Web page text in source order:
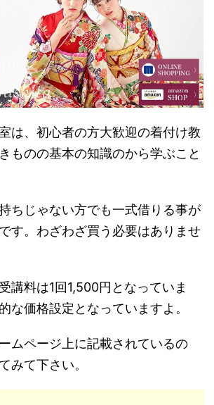
は、初心者の方大歓迎の着付け教
ものの基本の知識のから学ぶこと
ちじゃない方でも一式借りる事が
す。わざわざ買う必要はありませ
講料は1回1,500円となっていま
な価格設定となっていますよ。
ムページ上に記載されているの
みて下さい。